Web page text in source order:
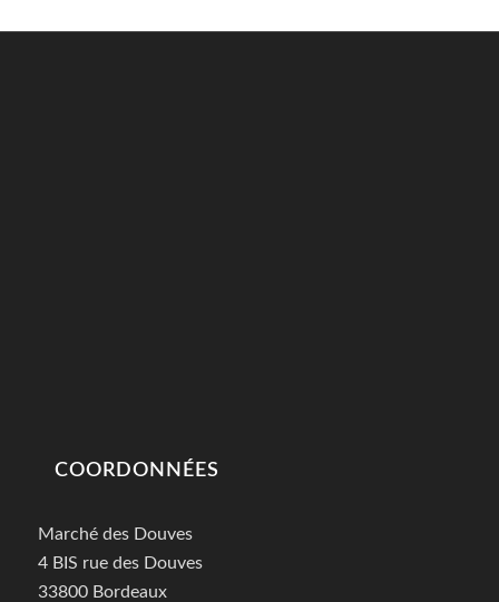
COORDONNÉES
Marché des Douves
4 BIS rue des Douves
33800 Bordeaux